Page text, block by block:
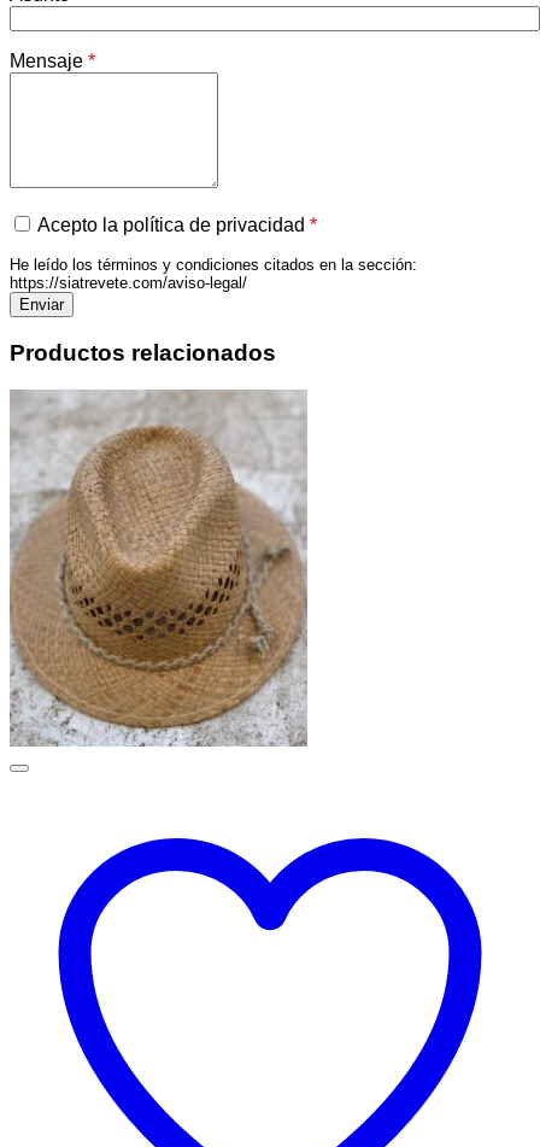
Mensaje *
Acepto la política de privacidad *
He leído los términos y condiciones citados en la sección:
https://siatrevete.com/aviso-legal/
Productos relacionados